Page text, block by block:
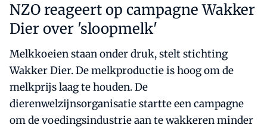
NZO reageert op campagne Wakker
Dier over 'sloopmelk'
Melkkoeien staan onder druk, stelt stichting
Wakker Dier. De melkproductie is hoog om de
melkprijs laag te houden. De
dierenwelzijnsorganisatie startte een campagne
om de voedingsindustrie aan te wakkeren minder